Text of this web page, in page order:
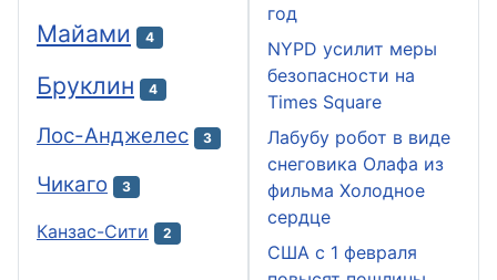
Майами 4
Бруклин 4
Лос-Анджелес 3
Чикаго 3
Канзас-Сити 2
год
NYPD усилит меры
безопасности на
Times Square
Лабубу робот в виде
снеговика Олафа из
фильма Холодное
сердце
США с 1 февраля